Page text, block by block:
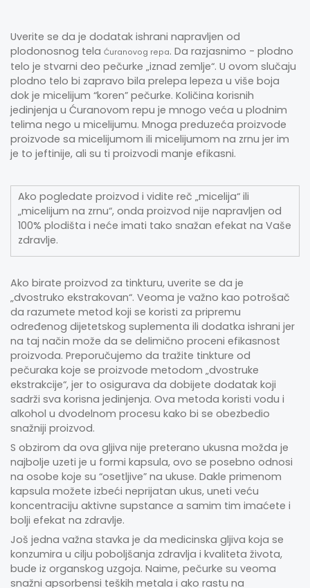
Uverite se da je dodatak ishrani napravljen od
plodonosnog tela Ćuranovog repa. Da razjasnimo - plodno
telo je stvarni deo pečurke „iznad zemlje“. U ovom slučaju
plodno telo bi zapravo bila prelepa lepeza u više boja
dok je micelijum “koren” pečurke. Količina korisnih
jedinjenja u Ćuranovom repu je mnogo veća u plodnim
telima nego u micelijumu. Mnoga preduzeća proizvode
proizvode sa micelijumom ili micelijumom na zrnu jer im
je to jeftinije, ali su ti proizvodi manje efikasni.
Ako pogledate proizvod i vidite reč „micelija“ ili
„micelijum na zrnu“, onda proizvod nije napravljen od
100% plodišta i neće imati tako snažan efekat na Vaše
zdravlje.
Ako birate proizvod za tinkturu, uverite se da je
„dvostruko ekstrakovan“. Veoma je važno kao potrošač
da razumete metod koji se koristi za pripremu
određenog dijetetskog suplementa ili dodatka ishrani jer
na taj način može da se delimično proceni efikasnost
proizvoda. Preporučujemo da tražite tinkture od
pečuraka koje se proizvode metodom „dvostruke
ekstrakcije“, jer to osigurava da dobijete dodatak koji
sadrži sva korisna jedinjenja. Ova metoda koristi vodu i
alkohol u dvodelnom procesu kako bi se obezbedio
snažniji proizvod.
S obzirom da ova gljiva nije preterano ukusna možda je
najbolje uzeti je u formi kapsula, ovo se posebno odnosi
na osobe koje su “osetljive” na ukuse. Dakle primenom
kapsula možete izbeći neprijatan ukus, uneti veću
koncentraciju aktivne supstance a samim tim imaćete i
bolji efekat na zdravlje.
Još jedna važna stavka je da medicinska gljiva koja se
konzumira u cilju poboljšanja zdravlja i kvaliteta života,
bude iz organskog uzgoja. Naime, pečurke su veoma
snažni apsorbensi teških metala i ako rastu na